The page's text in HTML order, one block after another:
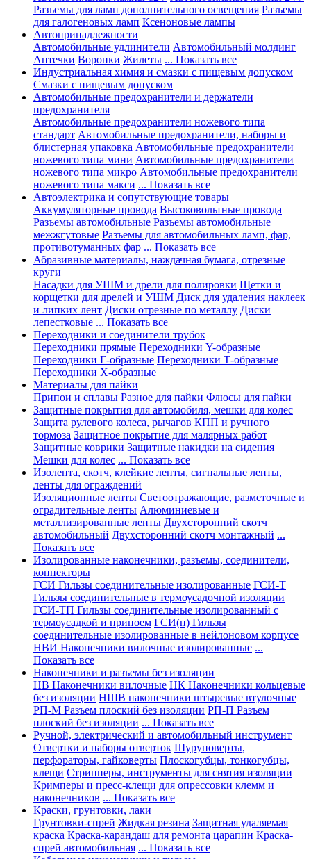
Разъемы для ламп дополнительного освещения Разъемы
для галогеновых ламп Ксеноновые лампы
Автопринадлежности
Автомобильные удлинители Автомобильный молдинг
Аптечки Воронки Жилеты ... Показать все
Индустриальная химия и смазки с пищевым допуском
Смазки с пищевым допуском
Автомобильные предохранители и держатели
предохранителя
Автомобильные предохранители ножевого типа
стандарт Автомобильные предохранители, наборы и
блистерная упаковка Автомобильные предохранители
ножевого типа мини Автомобильные предохранители
ножевого типа микро Автомобильные предохранители
ножевого типа макси ... Показать все
Автоэлектрика и сопутствующие товары
Аккумуляторные провода Высоковольтные провода
Разъемы автомобильные Разъемы автомобильные
межжгутовые Разъемы для автомобильных ламп, фар,
противотуманных фар ... Показать все
Абразивные материалы, наждачная бумага, отрезные
круги
Насадки для УШМ и дрели для полировки Щетки и
корщетки для дрелей и УШМ Диск для удаления наклеек
и липких лент Диски отрезные по металлу Диски
лепестковые ... Показать все
Переходники и соединители трубок
Переходники прямые Переходники Y-образные
Переходники Г-образные Переходники Т-образные
Переходники Х-образные
Материалы для пайки
Припои и сплавы Разное для пайки Флюсы для пайки
Защитные покрытия для автомобиля, мешки для колес
Защита рулевого колеса, рычагов КПП и ручного
тормоза Защитное покрытие для малярных работ
Защитные коврики Защитные накидки на сидения
Мешки для колес ... Показать все
Изолента, скотч, клейкие ленты, сигнальные ленты,
ленты для ограждений
Изоляционные ленты Светоотражающие, разметочные и
оградительные ленты Алюминиевые и
металлизированные ленты Двухсторонний скотч
автомобильный Двухсторонний скотч монтажный ...
Показать все
Изолированные наконечники, разъемы, соединители,
коннекторы
ГСИ Гильзы соединительные изолированные ГСИ-Т
Гильзы соединительные в термоусадочной изоляции
ГСИ-ТП Гильзы соединительные изолированный с
термоусадкой и припоем ГСИ(н) Гильзы
соединительные изолированные в нейлоновом корпусе
НВИ Наконечники вилочные изолированные ...
Показать все
Наконечники и разъемы без изоляции
НВ Наконечники вилочные НК Наконечники кольцевые
без изоляции НШВ наконечники штыревые втулочные
РП-М Разъем плоский без изоляции РП-П Разъем
плоский без изоляции ... Показать все
Ручной, электрический и автомобильный инструмент
Отвертки и наборы отверток Шуруповерты,
перфораторы, гайковерты Плоскогубцы, тонкогубцы,
клещи Стрипперы, инструменты для снятия изоляции
Кримперы и пресс-клещи для опрессовки клемм и
наконечников ... Показать все
Краски, грунтовки, лаки
Грунтовки-спрей Жидкая резина Защитная удаляемая
краска Краска-карандаш для ремонта царапин Краска-
спрей автомобильная ... Показать все